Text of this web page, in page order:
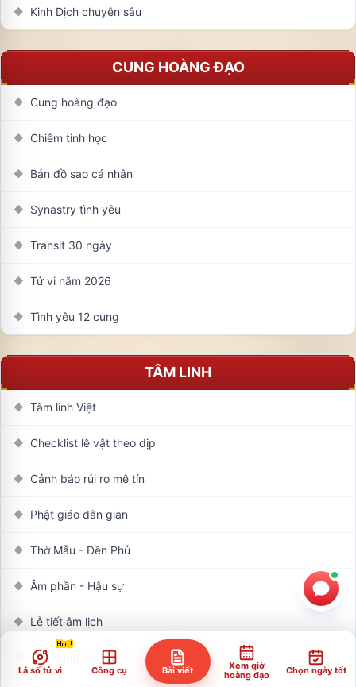
◆ Kinh Dịch chuyên sâu
CUNG HOÀNG ĐẠO
◆ Cung hoàng đạo
◆ Chiêm tinh học
◆ Bản đồ sao cá nhân
◆ Synastry tình yêu
◆ Transit 30 ngày
◆ Tử vi năm 2026
◆ Tình yêu 12 cung
TÂM LINH
◆ Tâm linh Việt
◆ Checklist lễ vật theo dịp
◆ Cảnh báo rủi ro mê tín
◆ Phật giáo dân gian
◆ Thờ Mẫu - Đền Phủ
◆ Âm phần - Hậu sự
◆ Lễ tiết âm lịch
Thờ cúng tại gia
Lá số tử vi Công cụ Bài viết
Xem giờ
hoàng đạo
Chọn ngày tốt